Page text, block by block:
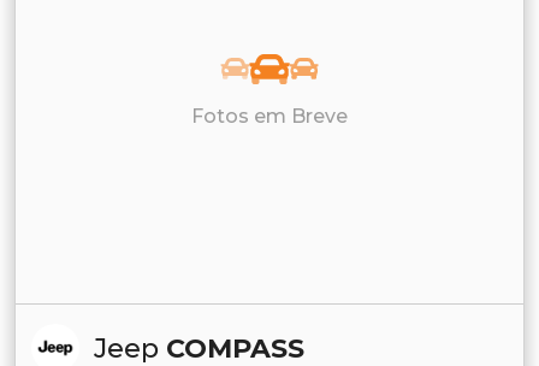
Fotos em Breve
Jeep COMPASS